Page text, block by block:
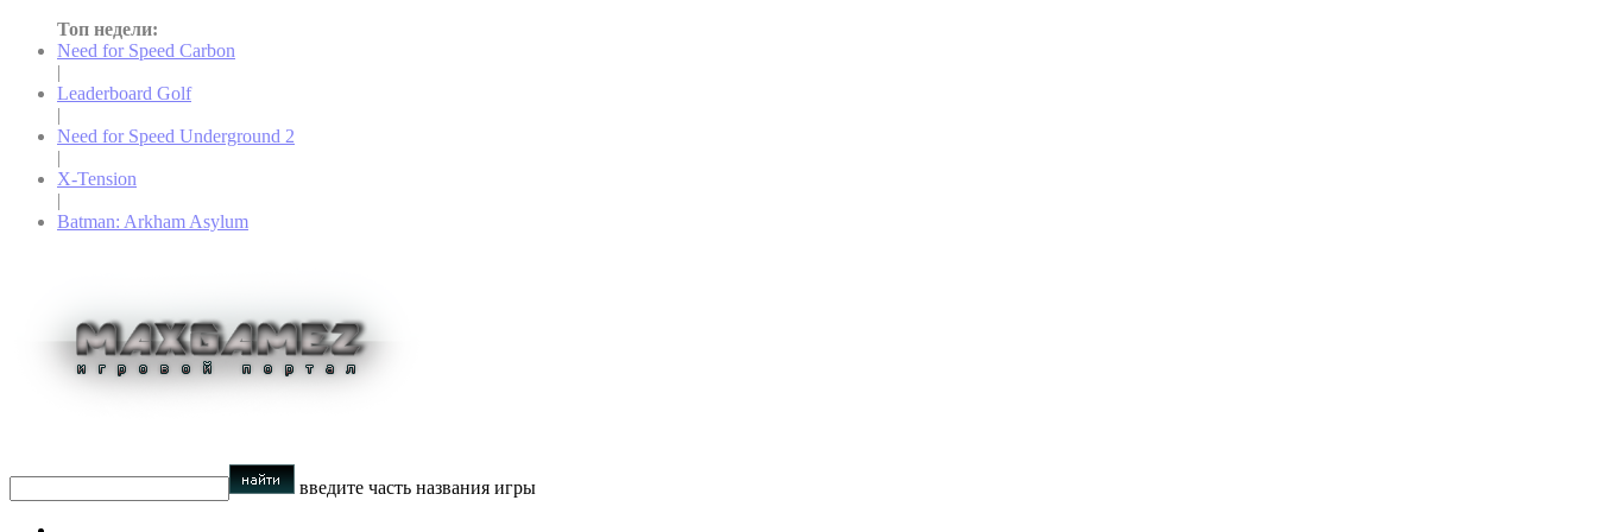
Топ недели:
Need for Speed Carbon
|
Leaderboard Golf
|
Need for Speed Underground 2
|
X-Tension
|
Batman: Arkham Asylum
введите часть названия игры